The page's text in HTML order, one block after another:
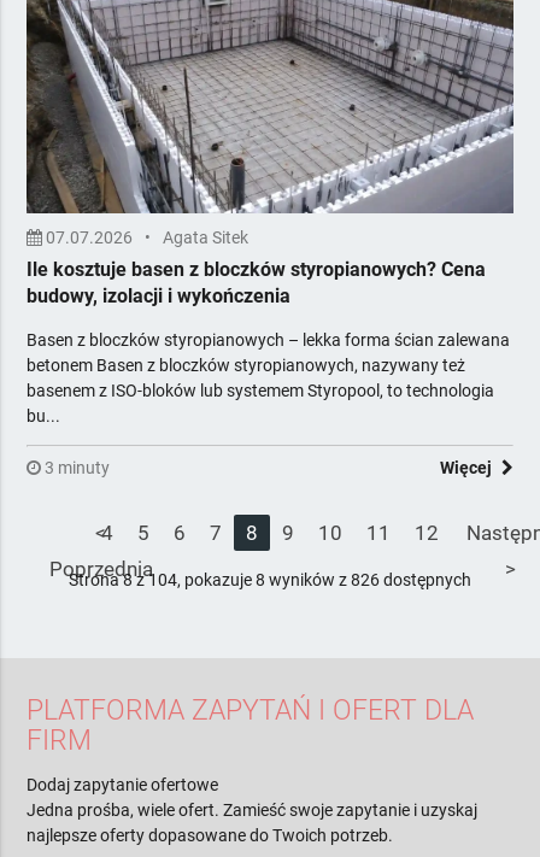
07.07.2026 • Agata Sitek
Ile kosztuje basen z bloczków styropianowych? Cena
budowy, izolacji i wykończenia
Basen z bloczków styropianowych – lekka forma ścian zalewana
betonem Basen z bloczków styropianowych, nazywany też
basenem z ISO-bloków lub systemem Styropool, to technologia
bu...
3 minuty Więcej
<
Poprzednia
4 5 6 7 8 9 10 11 12
>
Strona 8 z 104, pokazuje 8 wyników z 826 dostępnych
PLATFORMA ZAPYTAŃ I OFERT DLA
FIRM
Dodaj zapytanie ofertowe
Jedna prośba, wiele ofert. Zamieść swoje zapytanie i uzyskaj
najlepsze oferty dopasowane do Twoich potrzeb.